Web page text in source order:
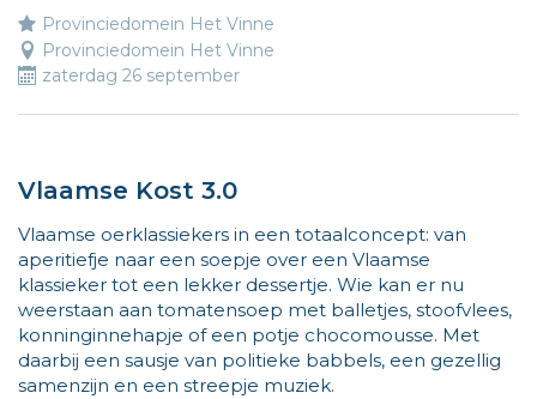
Provinciedomein Het Vinne
Provinciedomein Het Vinne
zaterdag 26 september
Vlaamse Kost 3.0
Vlaamse oerklassiekers in een totaalconcept: van
aperitiefje naar een soepje over een Vlaamse
klassieker tot een lekker dessertje. Wie kan er nu
weerstaan aan tomatensoep met balletjes, stoofvlees,
konninginnehapje of een potje chocomousse. Met
daarbij een sausje van politieke babbels, een gezellig
samenzijn en een streepje muziek.